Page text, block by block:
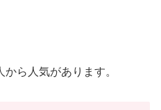
ら人気があります。